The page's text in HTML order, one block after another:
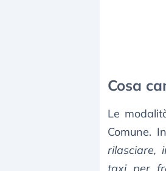
Cosa
Le
Comune.
rilasciare,